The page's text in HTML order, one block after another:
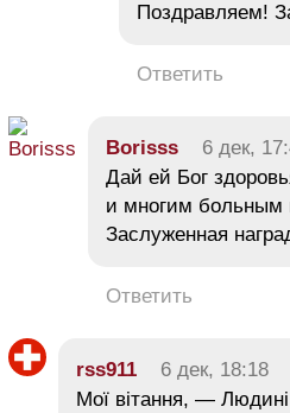
Поздравляем!
Ответить
Borisss 6 дек,
Дай ей Бог
и многим больным
Заслуженная
Ответить
rss911 6 дек, 18:18
Мої вітання, — Людині